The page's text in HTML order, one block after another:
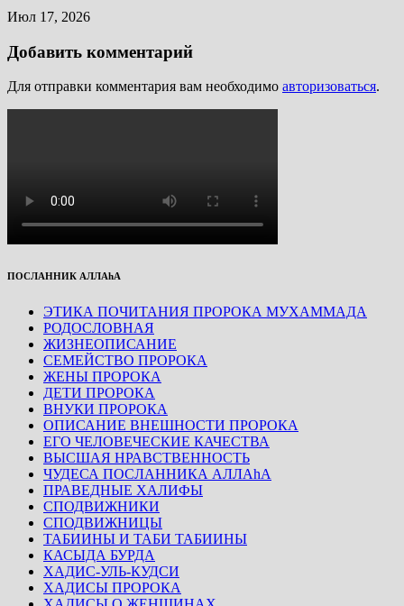
Июл 17, 2026
Добавить комментарий
Для отправки комментария вам необходимо авторизоваться.
ПОСЛАННИК АЛЛАhА
ЭТИКА ПОЧИТАНИЯ ПРОРОКА МУХАММАДА
РОДОСЛОВНАЯ
ЖИЗНЕОПИСАНИЕ
СЕМЕЙСТВО ПРОРОКА
ЖЕНЫ ПРОРОКА
ДЕТИ ПРОРОКА
ВНУКИ ПРОРОКА
ОПИСАНИЕ ВНЕШНОСТИ ПРОРОКА
ЕГО ЧЕЛОВЕЧЕСКИЕ КАЧЕСТВА
ВЫСШАЯ НРАВСТВЕННОСТЬ
ЧУДЕСА ПОСЛАННИКА АЛЛАhА
ПРАВЕДНЫЕ ХАЛИФЫ
СПОДВИЖНИКИ
СПОДВИЖНИЦЫ
ТАБИИНЫ И ТАБИ ТАБИИНЫ
КАСЫДА БУРДА
ХАДИС-УЛЬ-КУДСИ
ХАДИСЫ ПРОРОКА